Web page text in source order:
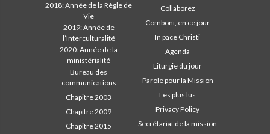
2018: Année de la Règle de
Vie
2019: Année de
l’Interculturalité
2020: Année de la
ministérialité
Bureau des
communications
Chapitre 2003
Chapitre 2009
Chapitre 2015
Collaborez
Comboni, en ce jour
In pace Christi
Agenda
Liturgie du jour
Parole pour la Mission
Les plus lus
Privacy Policy
Secrétariat de la mission